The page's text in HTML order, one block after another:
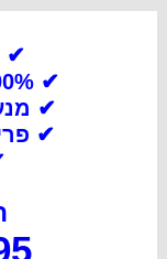
✔ תוך
✔ 100% אמינות ומחיר הוגן!
✔
✔